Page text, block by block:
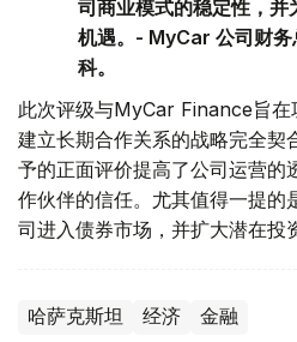
司商业模式的稳定性，
机遇。- MyCar 公司财务
科。
此次评级与MyCar Finance旨在
建立长期合作关系的战略完全契
予的正面评价提高了公司运营的
作伙伴的信任。尤其值得一提的
司进入债券市场，并扩大潜在投
哈萨克斯坦 经济 金融